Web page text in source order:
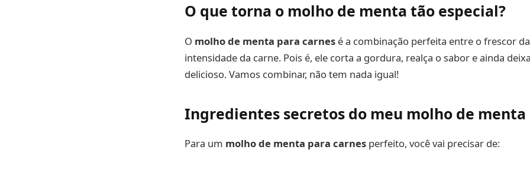
O que torna o molho de menta tão especial?
O molho de menta para carnes é a combinação perfeita entre o frescor
intensidade da carne. Pois é, ele corta a gordura, realça o sabor e ainda
delicioso. Vamos combinar, não tem nada igual!
Ingredientes secretos do meu molho de menta
Para um molho de menta para carnes perfeito, você vai precisar de: